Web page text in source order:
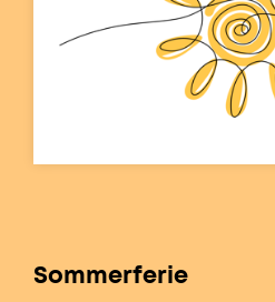
Sommerferie